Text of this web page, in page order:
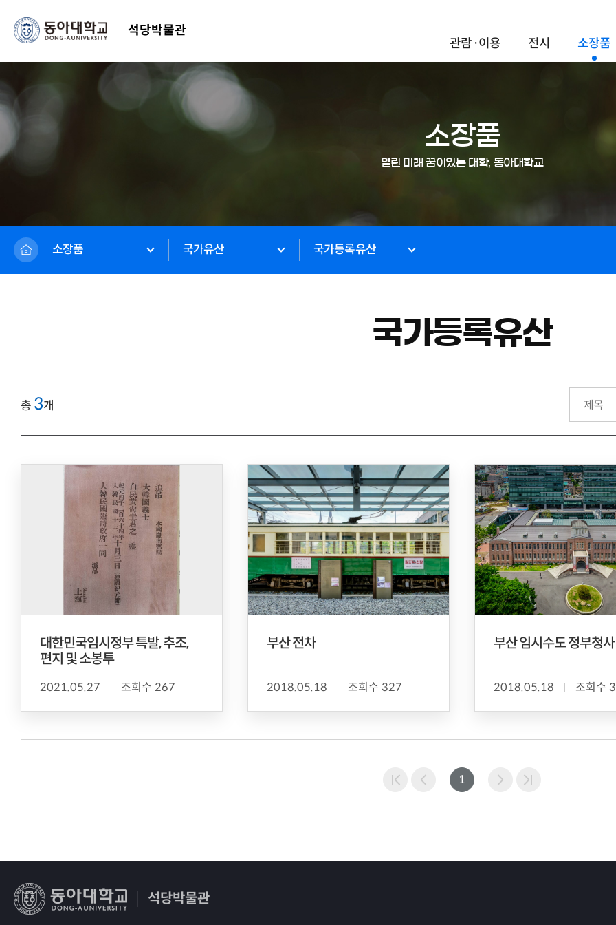
석당박물관
관람·이용
전시 소장품
소장품
열린 미래 꿈이있는 대학, 동아대학교
소장품 국가유산 국가등록유산
국가등록유산
총 3개
대한민국임시정부 특발, 추조,
편지 및 소봉투
2021.05.27 조회수 267
부산 전차
2018.05.18 조회수 327
부산 임시수도 정부청사
2018.05.18 조회수
1
석당박물관